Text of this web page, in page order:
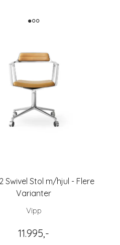
Swivel Stol m/hjul - Flere
Varianter
Vipp
11.995,-